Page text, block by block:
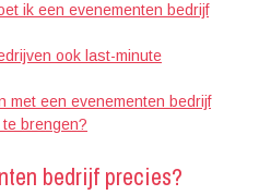
ik een evenementen bedrijf
ook last-minute
met een evenementen bedrijf
brengen?
bedrijf precies?